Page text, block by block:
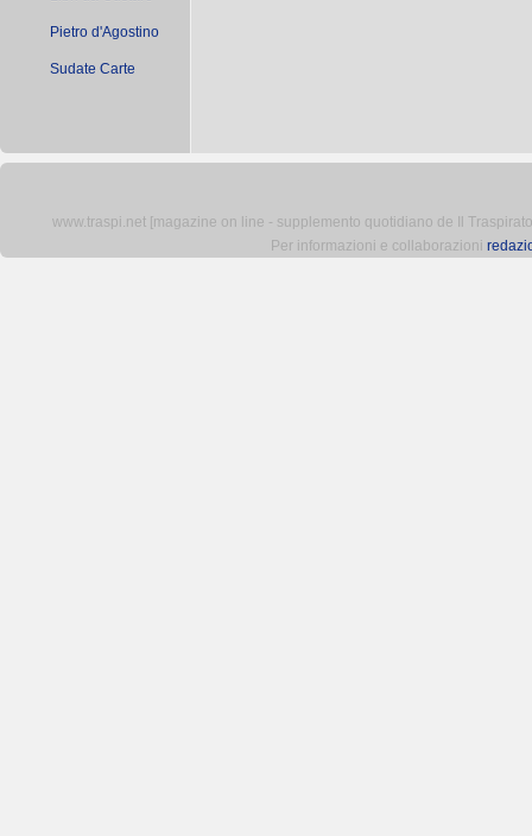
Pietro d'Agostino
Sudate Carte
www.traspi.net [magazine on line - supplemento quotidiano de Il
Per informazioni e collaborazioni